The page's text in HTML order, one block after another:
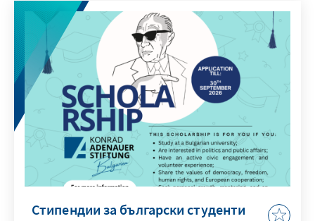
Стипендии за български студенти